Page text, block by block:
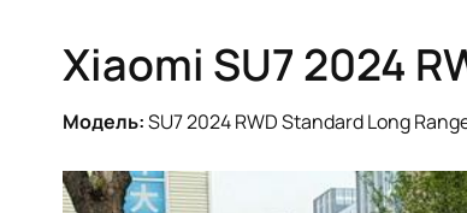
Xiaomi SU7 2024
Модель:SU7 2024 RWD Standard Long